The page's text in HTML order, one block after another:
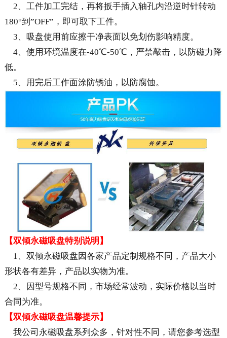
2、工件加工完结，再将扳手插入轴孔内沿逆时针转动
180°到”OFF”，即可取下工件。
3、吸盘使用前应擦干净表面以免划伤影响精度。
4、使用环境温度在-40℃-50℃，严禁敲击，以防磁力降
低。
5、用完后工作面涂防锈油，以防腐蚀。
【双倾永磁吸盘特别说明】
1、双倾永磁吸盘因各家产品定制规格不同，产品大小
形状各有差异，产品以实物为准。
2、因型号规格不同，市场经常波动，实际价格以当时
合同为准。
【双倾永磁吸盘温馨提示】
我公司永磁吸盘系列众多，针对性不同，请您参考选型